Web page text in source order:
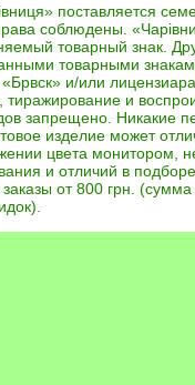
поставляется
соблюдены.
товарный знак.
товарными
и/или
и
запрещено. Никакие
изделие может
цвета монитором,
и отличий в
от 800 грн.